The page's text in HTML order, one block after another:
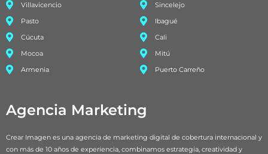
Villavicencio
Pasto
Cúcuta
Mocoa
Armenia
Sincelejo
Ibagué
Cali
Mitú
Puerto Carreño
Agencia Marketing
Crear Imagen es una agencia de marketing digital de cobertura internacional y
con más de 10 años de experiencia, combinamos estrategia, creatividad y